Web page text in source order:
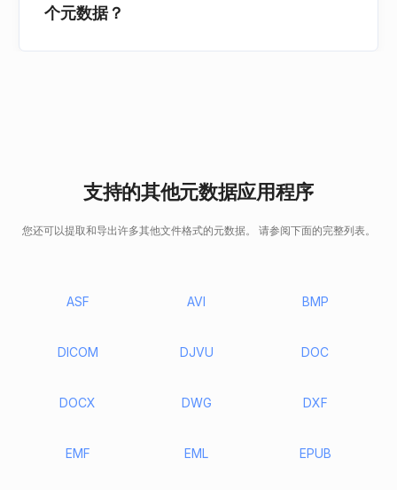
个元数据？
支持的其他元数据应用程序
您还可以提取和导出许多其他文件格式的元数据。 请参阅下面的完整列表。
ASF AVI BMP
DICOM DJVU DOC
DOCX DWG DXF
EMF EML EPUB